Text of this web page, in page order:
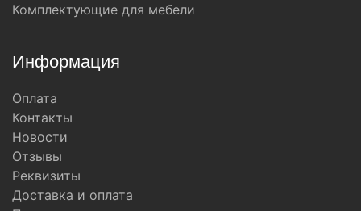
Комплектующие для мебели
Информация
Оплата
Контакты
Новости
Отзывы
Реквизиты
Доставка и оплата